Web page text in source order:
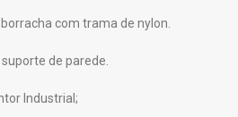
com trama de nylon.
de parede.
Industrial;